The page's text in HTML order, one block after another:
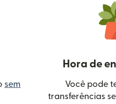
sem
uma nova janela)
Hora de
Você pode
transferências